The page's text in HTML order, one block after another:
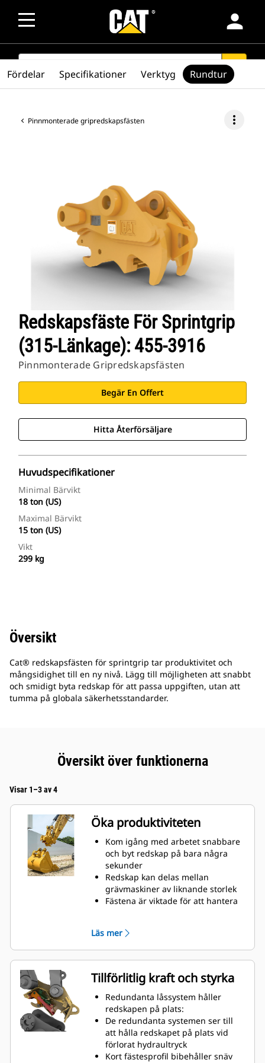
person
SEARCH search
Pinnmonterade gripredskapsfästen more_vert
Redskapsfäste För Sprintgrip
(315-Länkage): 455-3916
Pinnmonterade Gripredskapsfästen
Begär En Offert
Hitta Återförsäljare
Huvudspecifikationer
Minimal Bärvikt
18 ton (US)
Maximal Bärvikt
15 ton (US)
Vikt
299 kg
Fördelar Specifikationer Verktyg Rundtur
Översikt
Cat® redskapsfästen för sprintgrip tar produktivitet och
mångsidighet till en ny nivå. Lägg till möjligheten att snabbt
och smidigt byta redskap för att passa uppgiften, utan att
tumma på globala säkerhetsstandarder.
Översikt över funktionerna
Visar 1–3 av 4
Öka produktiviteten
Kom igång med arbetet snabbare
och byt redskap på bara några
sekunder
Redskap kan delas mellan
grävmaskiner av liknande storlek
Fästena är viktade för att hantera
Gör mer med din utrustning. Ökad
mångsidighet med möjligheten att
enkelt växla mellan grävning,
schaktning, materialhantering,
jordkompaktering, stenbrytning
och mycket mer.
Dikesbredd finns tillgängligt för
vissa fästesstorlekar:
Prestandaskopor för sprintgrip –
infällda sprintar minskar spetsens
radie ytterligare
Läs mer
Tillförlitlig kraft och styrka
Redundanta låssystem håller
redskapen på plats:
De redundanta systemen ser till
att hålla redskapet på plats vid
förlorat hydraultryck
Kort fästesprofil bibehåller snäv